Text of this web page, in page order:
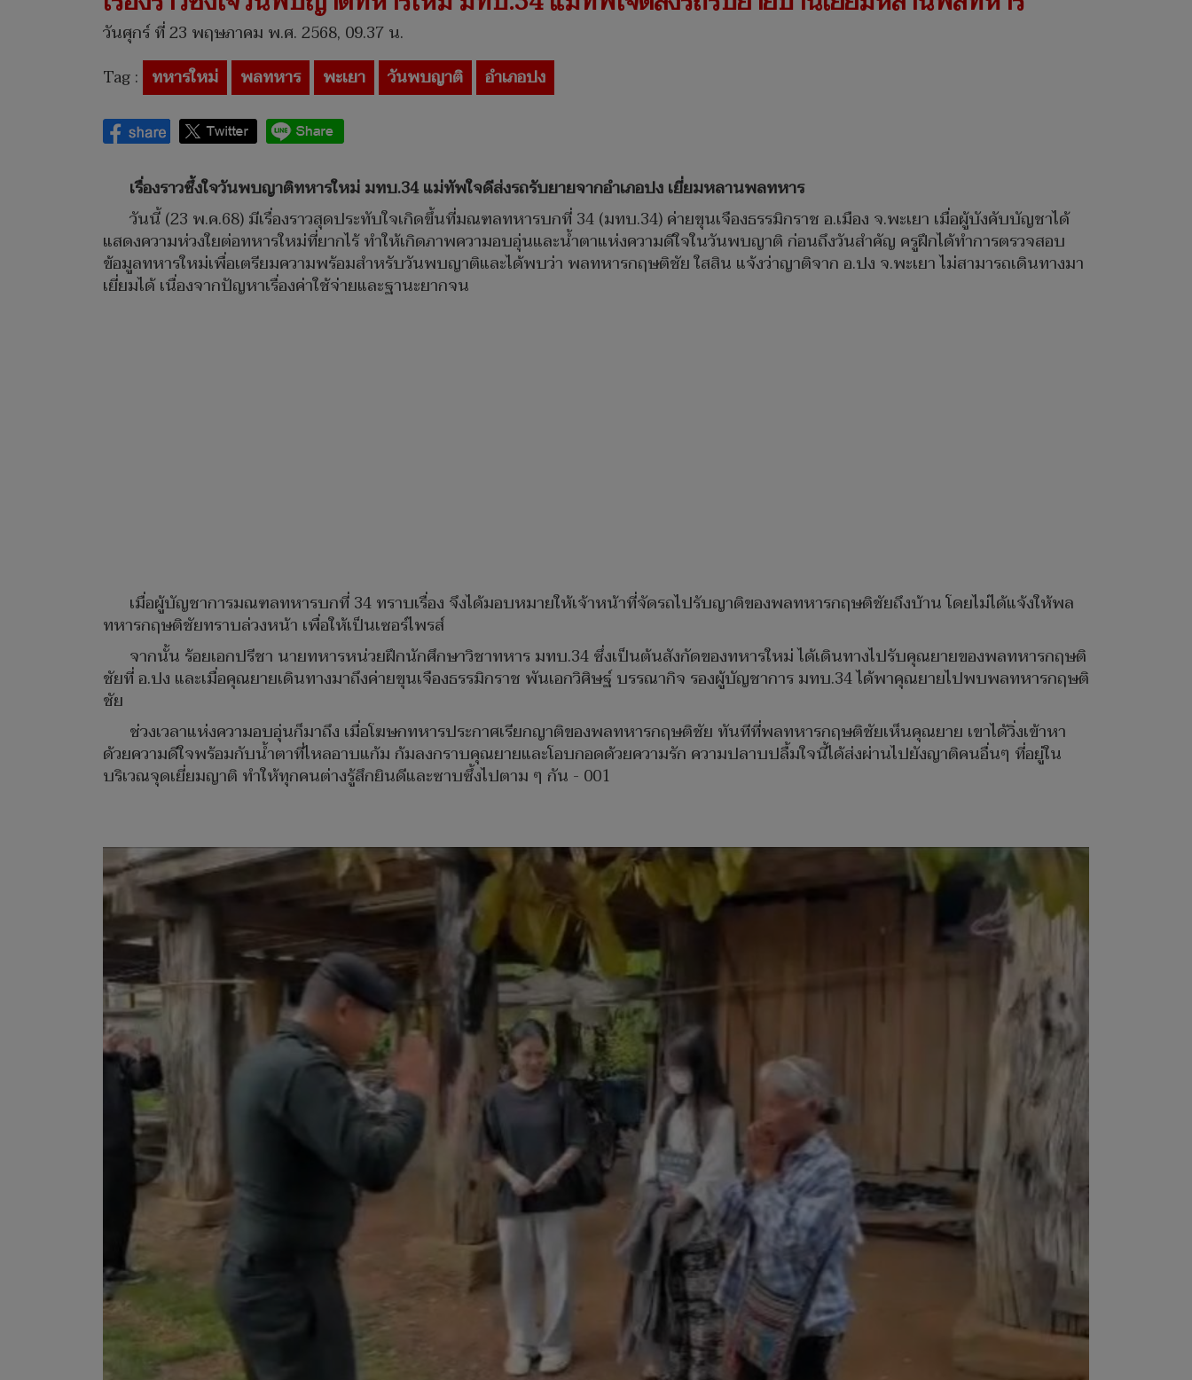
วันศุกร์ ที่ 23 พฤษภาคม พ.ศ. 2568, 09.37 น.
Tag : ทหารใหม่ พลทหาร พะเยา วันพบญาติ อำเภอปง
เรื่องราวซึ้งใจวันพบญาติทหารใหม่ มทบ.34 แม่ทัพใจดีส่งรถรับยายจากอำเภอปง เยี่ยมหลานพลทหาร
วันนี้ (23 พ.ค.68) มีเรื่องราวสุดประทับใจเกิดขึ้นที่มณฑลทหารบกที่ 34 (มทบ.34) ค่ายขุนเจืองธรรมิกราช อ.เมือง จ.พะเยา เมื่อผู้บังคับบัญชาได้
แสดงความห่วงใยต่อทหารใหม่ที่ยากไร้ ทำให้เกิดภาพความอบอุ่นและน้ำตาแห่งความดีใจในวันพบญาติ ก่อนถึงวันสำคัญ ครูฝึกได้ทำการตรวจสอบ
ข้อมูลทหารใหม่เพื่อเตรียมความพร้อมสำหรับวันพบญาติและได้พบว่า พลทหารกฤษติชัย ใสสิน แจ้งว่าญาติจาก อ.ปง จ.พะเยา ไม่สามารถเดินทางมา
เยี่ยมได้ เนื่องจากปัญหาเรื่องค่าใช้จ่ายและฐานะยากจน
เมื่อผู้บัญชาการมณฑลทหารบกที่ 34 ทราบเรื่อง จึงได้มอบหมายให้เจ้าหน้าที่จัดรถไปรับญาติของพลทหารกฤษติชัยถึงบ้าน โดยไม่ได้แจ้งให้พล
ทหารกฤษติชัยทราบล่วงหน้า เพื่อให้เป็นเซอร์ไพรส์
จากนั้น ร้อยเอกปรีชา นายทหารหน่วยฝึกนักศึกษาวิชาทหาร มทบ.34 ซึ่งเป็นต้นสังกัดของทหารใหม่ ได้เดินทางไปรับคุณยายของพลทหารกฤษติ
ชัยที่ อ.ปง และเมื่อคุณยายเดินทางมาถึงค่ายขุนเจืองธรรมิกราช พันเอกวิศิษฐ์ บรรณากิจ รองผู้บัญชาการ มทบ.34 ได้พาคุณยายไปพบพลทหารกฤษติ
ชัย
ช่วงเวลาแห่งความอบอุ่นก็มาถึง เมื่อโฆษกทหารประกาศเรียกญาติของพลทหารกฤษติชัย ทันทีที่พลทหารกฤษติชัยเห็นคุณยาย เขาได้วิ่งเข้าหา
ด้วยความดีใจพร้อมกับน้ำตาที่ไหลอาบแก้ม ก้มลงกราบคุณยายและโอบกอดด้วยความรัก ความปลาบปลื้มใจนี้ได้ส่งผ่านไปยังญาติคนอื่นๆ ที่อยู่ใน
บริเวณจุดเยี่ยมญาติ ทำให้ทุกคนต่างรู้สึกยินดีและซาบซึ้งไปตาม ๆ กัน - 001